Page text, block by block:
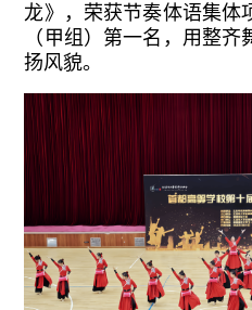
龙》，荣获节奏体语集体
（甲组）第一名，用整
扬风貌。